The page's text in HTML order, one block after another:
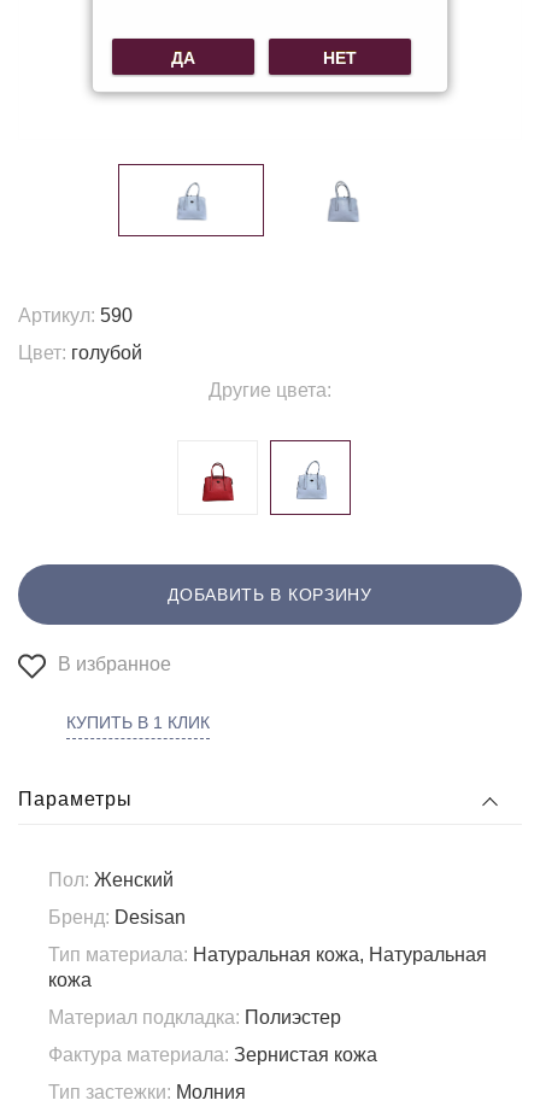
Артикул: 590
Цвет: голубой
Другие цвета:
ДОБАВИТЬ В КОРЗИНУ
В избранное
КУПИТЬ В 1 КЛИК
Параметры
Пол: Женский
Бренд: Desisan
Тип материала: Натуральная кожа, Натуральная
кожа
Материал подкладка: Полиэстер
Фактура материала: Зернистая кожа
Тип застежки: Молния
ДА НЕТ